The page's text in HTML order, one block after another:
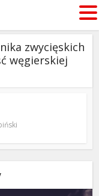
zwycięskich
węgierskiej